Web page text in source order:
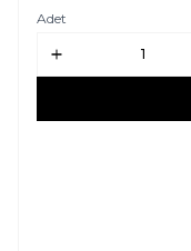
Adet